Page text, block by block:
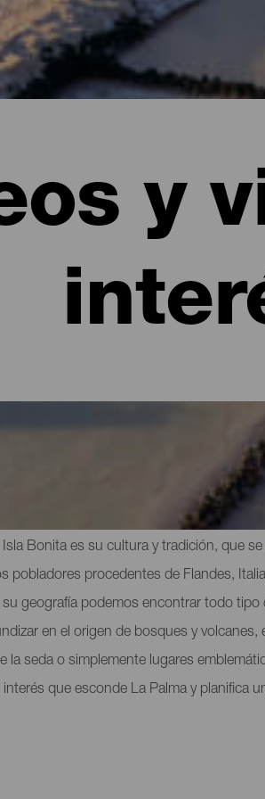
y
de interés en La Palma
Isla Bonita es su cultura y tradición, que
pobladores procedentes de Flandes,
geografía podemos encontrar todo
en el origen de bosques y
la seda o simplemente lugares
que esconde La Palma y planifica